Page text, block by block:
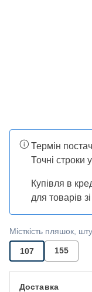
Термін
Точні строки
Купівля в
для товарів
Місткість пляшок,
107 155
Доставка